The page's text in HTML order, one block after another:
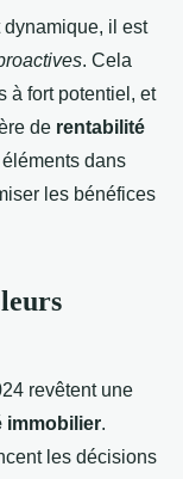
il est
. Cela
à fort potentiel, et
de rentabilité
dans
les bénéfices
revêtent une
immobilier.
les décisions